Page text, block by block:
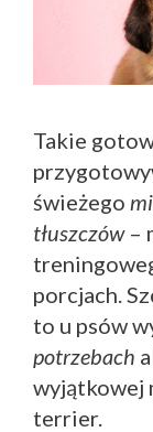
Takie
świeżego
tłuszczów–
porcjach.
to u psów
potrzebach
wyjątkowej
terrier.